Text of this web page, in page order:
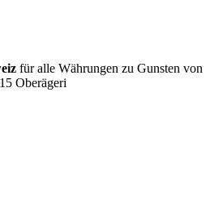
für alle Währungen zu Gunsten von
Oberägeri